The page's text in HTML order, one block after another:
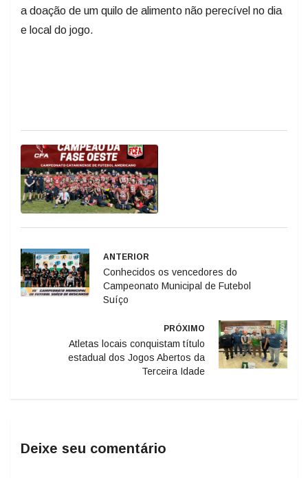
a doação de um quilo de alimento não perecível no dia
e local do jogo.
ANTERIOR
Conhecidos os vencedores do
Campeonato Municipal de Futebol
Suíço
PRÓXIMO
Atletas locais conquistam título
estadual dos Jogos Abertos da
Terceira Idade
Deixe seu comentário